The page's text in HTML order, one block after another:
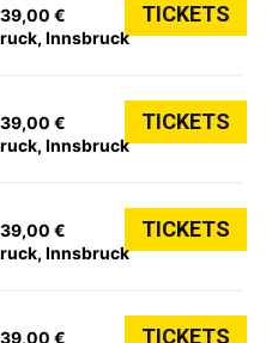
Innsbruck
€ TICKETS
Innsbruck
€ TICKETS
Innsbruck
€ TICKETS
€ TICKETS